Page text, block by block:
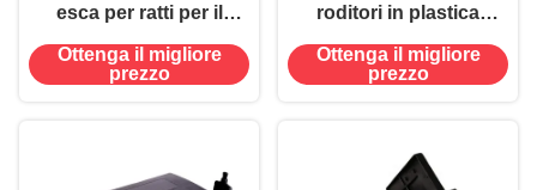
esca per ratti per il
controllo dei parassiti
Ottenga il migliore
prezzo
roditori in plastica
eco-friendly per la
stazione di esche per
Ottenga il migliore
prezzo